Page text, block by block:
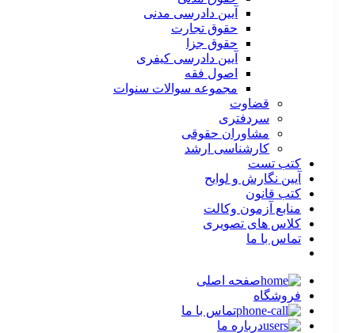
آیین دادرسی مدنی
حقوق تجارت
حقوق جزا
آیین دادرسی کیفری
اصول فقه
مجموعه سوالات سنوات
قضاوت
سردفتری
مشاوران حقوقی
کارشناسی ارشد
کتب تست
آیین نگارش و لوایح
کتب قانون
منابع آزمون وکالت
کلاس های تصویری
تماس با ما
صفحه اصلی
فروشگاه
تماس با ما
درباره ما